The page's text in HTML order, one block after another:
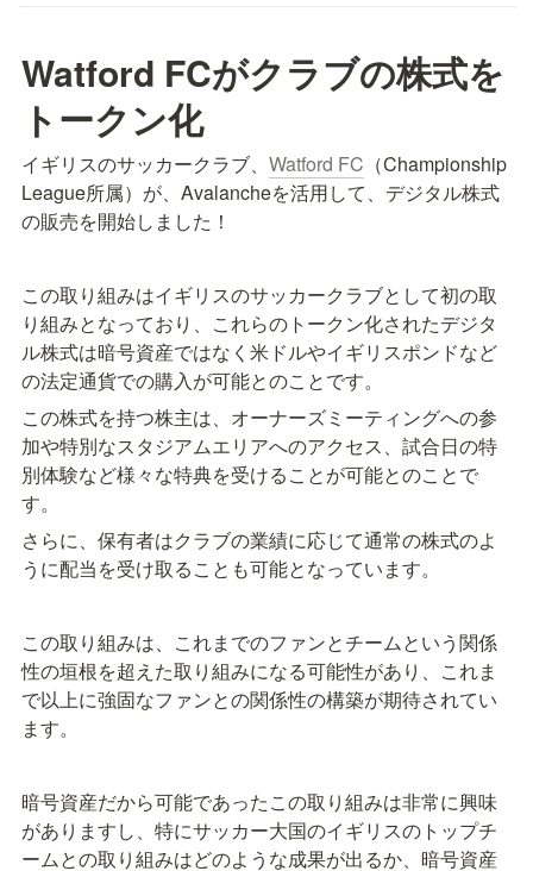
Watford FCがクラブの株式を
トークン化
イギリスのサッカークラブ、 Watford FC （Championship
League所属）が、Avalancheを活用して、デジタル株式
の販売を開始しました！
この取り組みはイギリスのサッカークラブとして初の取
り組みとなっており、これらのトークン化されたデジタ
ル株式は暗号資産ではなく米ドルやイギリスポンドなど
の法定通貨での購入が可能とのことです。
この株式を持つ株主は、オーナーズミーティングへの参
加や特別なスタジアムエリアへのアクセス、試合日の特
別体験など様々な特典を受けることが可能とのことで
す。
さらに、保有者はクラブの業績に応じて通常の株式のよ
うに配当を受け取ることも可能となっています。
この取り組みは、これまでのファンとチームという関係
性の垣根を超えた取り組みになる可能性があり、これま
で以上に強固なファンとの関係性の構築が期待されてい
ます。
暗号資産だから可能であったこの取り組みは非常に興味
がありますし、特にサッカー大国のイギリスのトップチ
ームとの取り組みはどのような成果が出るか、暗号資産